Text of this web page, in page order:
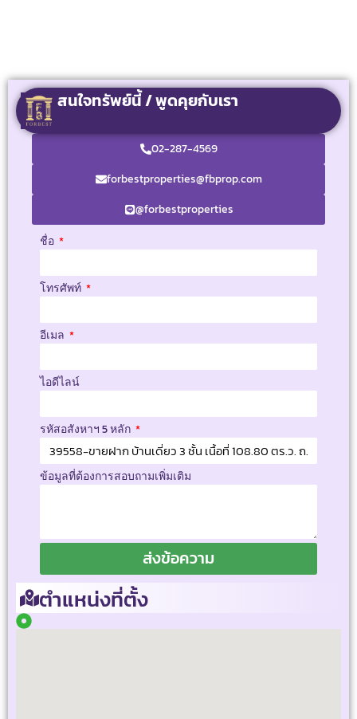
สนใจทรัพย์นี้ / พูดคุยกับเรา
02-287-4569
forbestproperties@fbprop.com
@forbestproperties
ชื่อ
โทรศัพท์
อีเมล
ไอดีไลน์
รหัสอสังหาฯ 5 หลัก
ข้อมูลที่ต้องการสอบถามเพิ่มเติม
ส่งข้อความ
ตำแหน่งที่ตั้ง